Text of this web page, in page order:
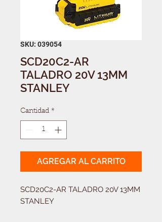
SKU: 039054
SCD20C2-AR
TALADRO 20V 13MM
STANLEY
Cantidad *
AGREGAR AL CARRITO
SCD20C2-AR TALADRO 20V 13MM
STANLEY